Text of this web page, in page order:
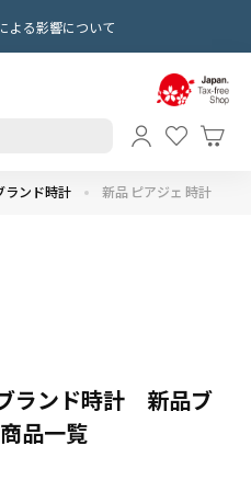
よる影響について
ランド時計 新品 ピアジェ 時計
ランド時計 新品ブ
品一覧